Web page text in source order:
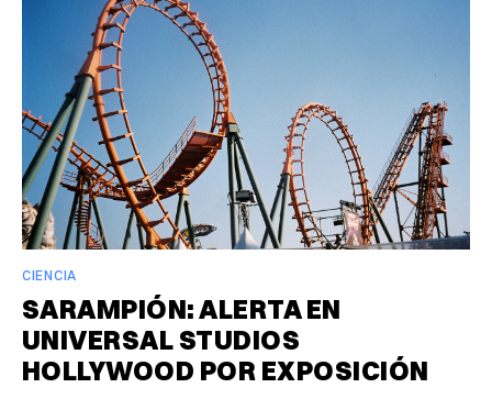
CIENCIA
SARAMPIÓN: ALERTA EN
UNIVERSAL STUDIOS
HOLLYWOOD POR EXPOSICIÓN